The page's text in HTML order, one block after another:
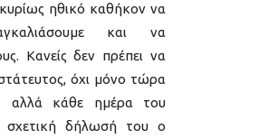
ηθικό καθήκον να
και να
Κανείς δεν πρέπει να
όχι μόνο τώρα
αλλά κάθε ημέρα του
σχετική δήλωσή του ο